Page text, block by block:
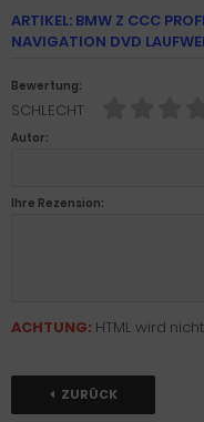
ARTIKEL: BMW Z CCC
NAVIGATION DVD
Bewertung:
SCHLECHT
Autor:
Ihre Rezension:
ACHTUNG: HTML wird
ZURÜCK